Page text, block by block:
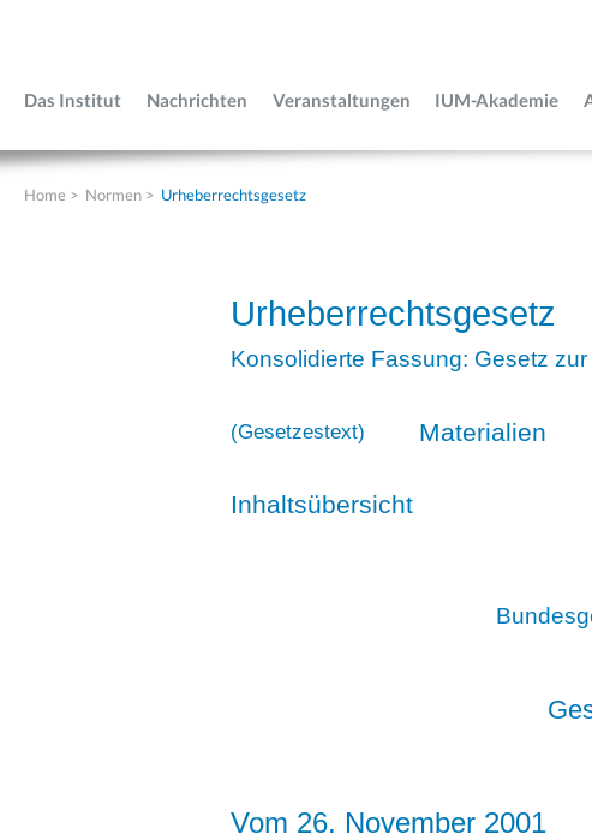
Das Institut Nachrichten Veranstaltungen IUM-Akademie
Home > Normen > Urheberrechtsgesetz
Urheberrechtsgesetz
Konsolidierte Fassung: Gesetz
Materialien
(Gesetzestext)
Inhaltsübersicht
Vom 26. November 2001